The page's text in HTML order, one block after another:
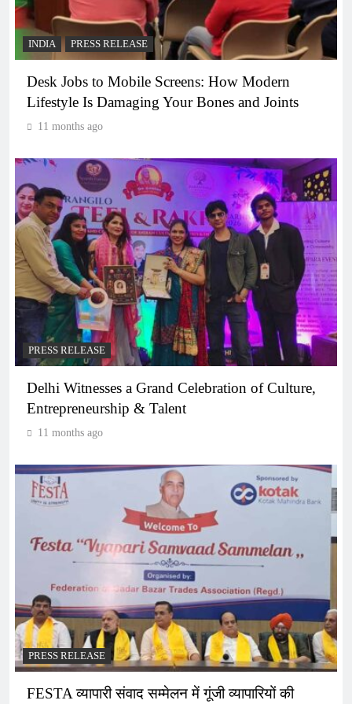
INDIA PRESS RELEASE
Desk Jobs to Mobile Screens: How Modern
Lifestyle Is Damaging Your Bones and Joints
11 months ago
PRESS RELEASE
Delhi Witnesses a Grand Celebration of Culture,
Entrepreneurship & Talent
11 months ago
PRESS RELEASE
FESTA व्यापारी संवाद सम्मेलन में गूंजी व्यापारियों की